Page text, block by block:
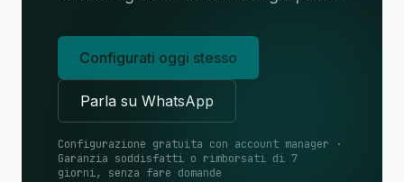
Configurati oggi stesso
Parla su WhatsApp
Configurazione gratuita con account manager ·
Garanzia soddisfatti o rimborsati di 7
giorni, senza fare domande